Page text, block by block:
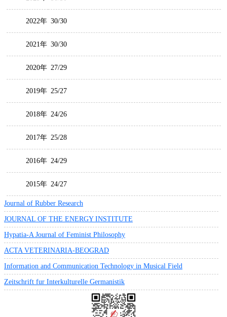
2022年 30/30
2021年 30/30
2020年 27/29
2019年 25/27
2018年 24/26
2017年 25/28
2016年 24/29
2015年 24/27
Journal of Rubber Research
JOURNAL OF THE ENERGY INSTITUTE
Hypatia-A Journal of Feminist Philosophy
ACTA VETERINARIA-BEOGRAD
Information and Communication Technology in Musical Field
Zeitschrift fur Interkulturelle Germanistik